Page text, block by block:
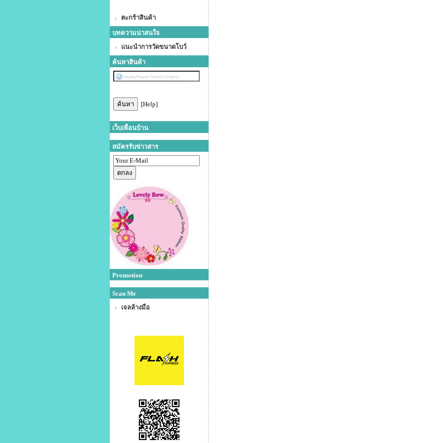
ตะกร้าสินค้า
บทความน่าสนใจ
แนะนำการวัดขนาดโบว์
ค้นหาสินค้า
[Help]
เว็บเพื่อนบ้าน
สมัครรับข่าวสาร
Promotion
Scan Me
เจลล้างมือ